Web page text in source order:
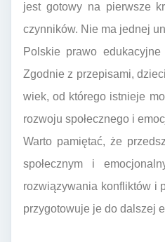
jest gotowy na pierwsze
czynników. Nie ma jednej
Polskie prawo
Zgodnie z przepisami,
wiek, od którego istnieje
rozwoju społecznego i
Warto pamiętać, że
społecznym i
rozwiązywania konfliktów i
przygotowuje je do dalszej